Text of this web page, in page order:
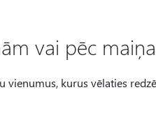
vai pēc
vienumus, kurus vēlaties